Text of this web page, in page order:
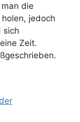
die
jedoch
sich
Zeit.